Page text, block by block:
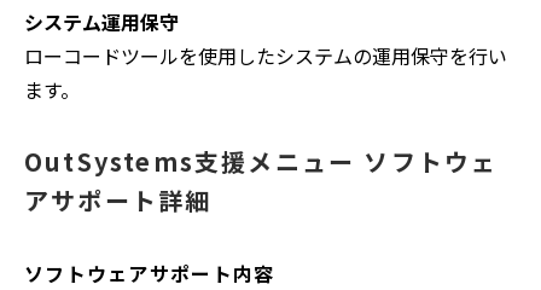
システム運用保守
ローコードツールを使用したシステムの運用保守を行い
ます。
OutSystems支援メニュー ソフトウェ
アサポート詳細
ソフトウェアサポート内容